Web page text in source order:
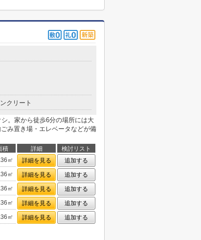
クリート
。家から徒歩6分の場所には大
み置き場・エレベータなどが備
積 詳細
検討リスト
㎡ 詳細を見る
追加する
㎡ 詳細を見る
追加する
㎡ 詳細を見る
追加する
㎡ 詳細を見る
追加する
㎡ 詳細を見る 追加する